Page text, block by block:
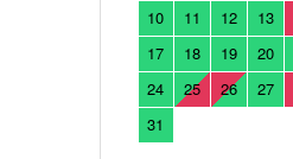
10
11 12 13
17
18 19 20
24
25 26 27
31